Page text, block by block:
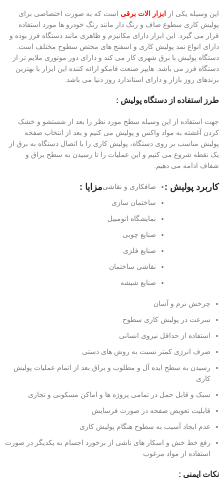
این وسیله یکی از ابزار الات برقی است که به صورت اختصاصی برای
پولیش کاری سطوع صاف و رنگ دار مانند رنگ خودرو ها مورد استفاده
قرار می گیرد. این ابزار دارای مکانیزم و ظاهری مانند دستگاه فرز بوده و
دارای انواع نمد پولیش کاری و اسفنج های مختص سطوح مختلف است.
دستگاه پولیش با برق شهری کار می کند و دارای دور موتوری ملایم تر از
دستگاه فرز می باشد. هایپر صنعت فامکو ارائه کننده این ابزار با بهترین
برندهای روز بازار و دارای استاندارد روز دنیا می باشد.
طرز استفاده از دستگاه پولیش :
جهت استفاده از این وسیله سطح مورد نظر را بعد از شستشو و خشک
کردن آغشته به مواد واکس و پولیش می کنیم و بعد از انتخاب صفحه
پولیش مناسب بر روی دستگاه، پولیش کاری را با اتصال دستگاه به برق از
یک نقطه شروع می کنیم و این عملیات را تا رسیدن به سطح براق و
شفاف ادامه می دهیم.
کاربرد پولیش :
صافکاری و نقاشی
ساختمان سازی
نمایشگاه اتومبیل
صنایع چوبی
صنایع فلزی
نقاشی ساختمان
صنایع شیشه
مزایا :
چرخش نرم و آسان
سرعت در پولیش کاری سطوح
استفاده از حداقل نیروی انسانی
صرف انرژی کمتر نسبت به روش های دستی
رسیدن به سطح ایده آل و مطلوب و براق بعد از اتمام عملیات پولیش
کاری
سبک و قابل حمل در تمامی پروژه ها و اماکن مسکونی و تجاری
قابلیت تعویض صفحه در صورت فرسایش
عدم ایجاد آسیب به سطوح هنگام پولیش کاری
رفع خط خش و اسکار های ناشی از برخورد اجسام به یکدیگر در صورت
استفاده از مواد مرغوب
نکات ایمنی :